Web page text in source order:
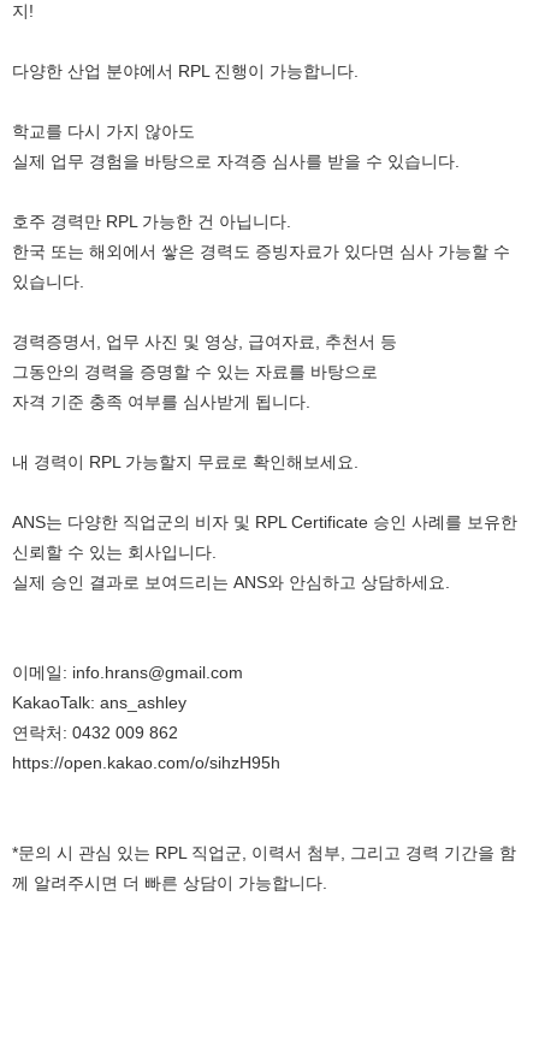
지!
다양한 산업 분야에서 RPL 진행이 가능합니다.
학교를 다시 가지 않아도
실제 업무 경험을 바탕으로 자격증 심사를 받을 수 있습니다.
호주 경력만 RPL 가능한 건 아닙니다.
한국 또는 해외에서 쌓은 경력도 증빙자료가 있다면 심사 가능할 수
있습니다.
경력증명서, 업무 사진 및 영상, 급여자료, 추천서 등
그동안의 경력을 증명할 수 있는 자료를 바탕으로
자격 기준 충족 여부를 심사받게 됩니다.
내 경력이 RPL 가능할지 무료로 확인해보세요.
ANS는 다양한 직업군의 비자 및 RPL Certificate 승인 사례를 보유한
신뢰할 수 있는 회사입니다.
실제 승인 결과로 보여드리는 ANS와 안심하고 상담하세요.
이메일: info.hrans@gmail.com
KakaoTalk: ans_ashley
연락처: 0432 009 862
https://open.kakao.com/o/sihzH95h
*문의 시 관심 있는 RPL 직업군, 이력서 첨부, 그리고 경력 기간을 함
께 알려주시면 더 빠른 상담이 가능합니다.